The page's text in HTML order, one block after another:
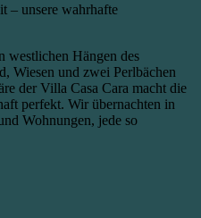
– unsere wahrhafte
westlichen Hängen des
Wiesen und zwei Perlbächen
der Villa Casa Cara macht die
perfekt. Wir übernachten in
Wohnungen, jede so